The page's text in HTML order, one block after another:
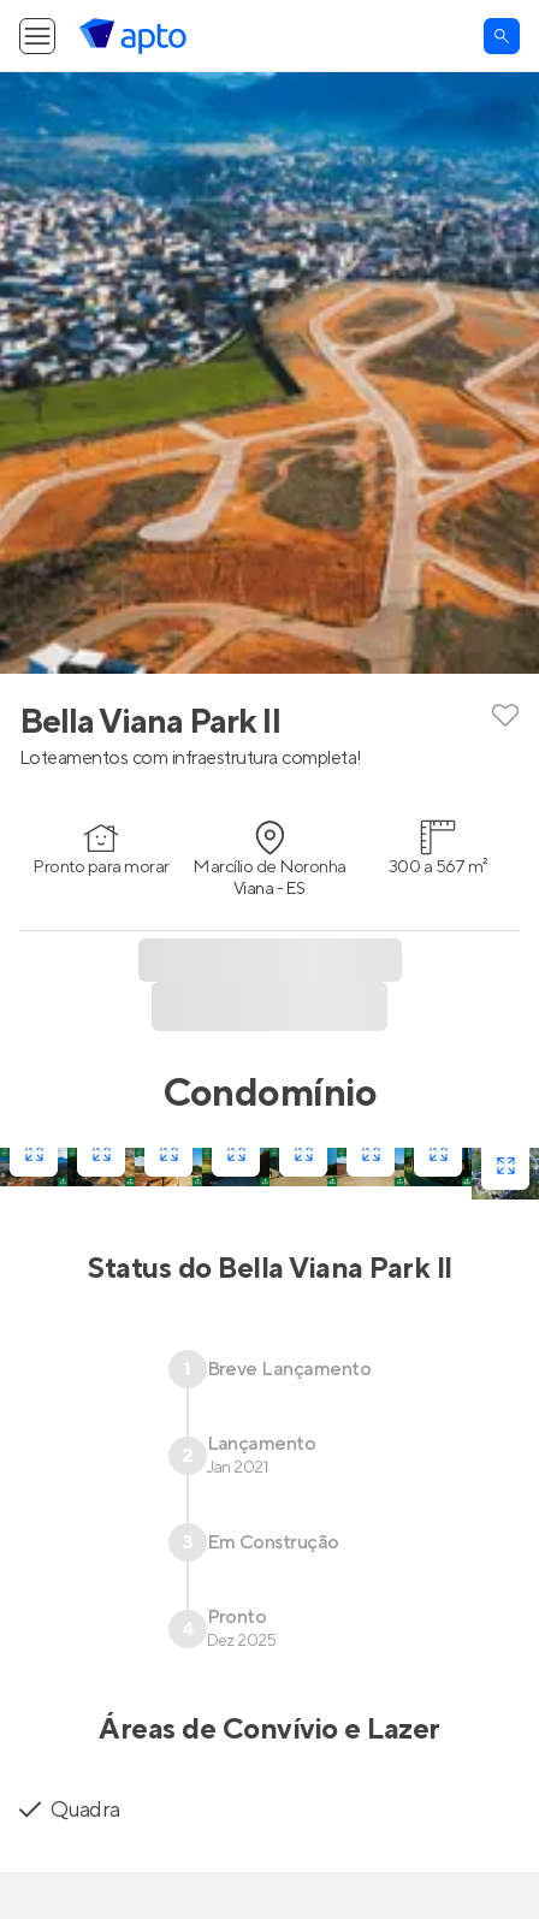
Bella Viana Park II
Loteamentos com infraestrutura completa!
Pronto para morar Marcílio de Noronha
Viana - ES
300 a 567 m²
Condomínio
Status do Bella Viana Park II
1 Breve Lançamento
2 Lançamento
Jan 2021
3 Em Construção
4 Pronto
Dez 2025
Áreas de Convívio e Lazer
Quadra